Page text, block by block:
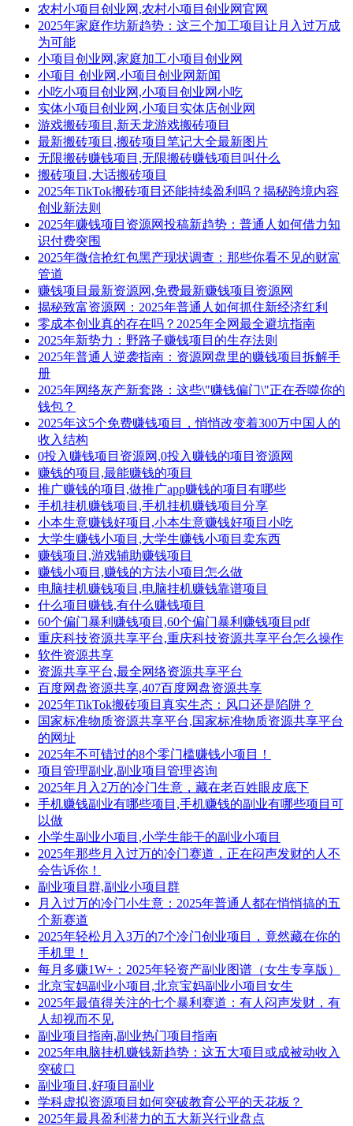
农村小项目创业网,农村小项目创业网官网
2025年家庭作坊新趋势：这三个加工项目让月入过万成
为可能
小项目创业网,家庭加工小项目创业网
小项目 创业网,小项目创业网新闻
小吃小项目创业网,小项目创业网小吃
实体小项目创业网,小项目实体店创业网
游戏搬砖项目,新天龙游戏搬砖项目
最新搬砖项目,搬砖项目笔记大全最新图片
无限搬砖赚钱项目,无限搬砖赚钱项目叫什么
搬砖项目,大话搬砖项目
2025年TikTok搬砖项目还能持续盈利吗？揭秘跨境内容
创业新法则
2025年赚钱项目资源网投稿新趋势：普通人如何借力知
识付费突围
2025年微信抢红包黑产现状调查：那些你看不见的财富
管道
赚钱项目最新资源网,免费最新赚钱项目资源网
揭秘致富资源网：2025年普通人如何抓住新经济红利
零成本创业真的存在吗？2025年全网最全避坑指南
2025年新势力：野路子赚钱项目的生存法则
2025年普通人逆袭指南：资源网盘里的赚钱项目拆解手
册
2025年网络灰产新套路：这些\"赚钱偏门\"正在吞噬你的
钱包？
2025年这5个免费赚钱项目，悄悄改变着300万中国人的
收入结构
0投入赚钱项目资源网,0投入赚钱的项目资源网
赚钱的项目,最能赚钱的项目
推广赚钱的项目,做推广app赚钱的项目有哪些
手机挂机赚钱项目,手机挂机赚钱项目分享
小本生意赚钱好项目,小本生意赚钱好项目小吃
大学生赚钱小项目,大学生赚钱小项目卖东西
赚钱项目,游戏辅助赚钱项目
赚钱小项目,赚钱的方法小项目怎么做
电脑挂机赚钱项目,电脑挂机赚钱靠谱项目
什么项目赚钱,有什么赚钱项目
60个偏门暴利赚钱项目,60个偏门暴利赚钱项目pdf
重庆科技资源共享平台,重庆科技资源共享平台怎么操作
软件资源共享
资源共享平台,最全网络资源共享平台
百度网盘资源共享,407百度网盘资源共享
2025年TikTok搬砖项目真实生态：风口还是陷阱？
国家标准物质资源共享平台,国家标准物质资源共享平台
的网址
2025年不可错过的8个零门槛赚钱小项目！
项目管理副业,副业项目管理咨询
2025年月入2万的冷门生意，藏在老百姓眼皮底下
手机赚钱副业有哪些项目,手机赚钱的副业有哪些项目可
以做
小学生副业小项目,小学生能干的副业小项目
2025年那些月入过万的冷门赛道，正在闷声发财的人不
会告诉你！
副业项目群,副业小项目群
月入过万的冷门小生意：2025年普通人都在悄悄搞的五
个新赛道
2025年轻松月入3万的7个冷门创业项目，竟然藏在你的
手机里！
每月多赚1W+：2025年轻资产副业图谱（女生专享版）
北京宝妈副业小项目,北京宝妈副业小项目女生
2025年最值得关注的七个暴利赛道：有人闷声发财，有
人却视而不见
副业项目指南,副业热门项目指南
2025年电脑挂机赚钱新趋势：这五大项目或成被动收入
突破口
副业项目,好项目副业
学科虚拟资源项目如何突破教育公平的天花板？
2025年最具盈利潜力的五大新兴行业盘点